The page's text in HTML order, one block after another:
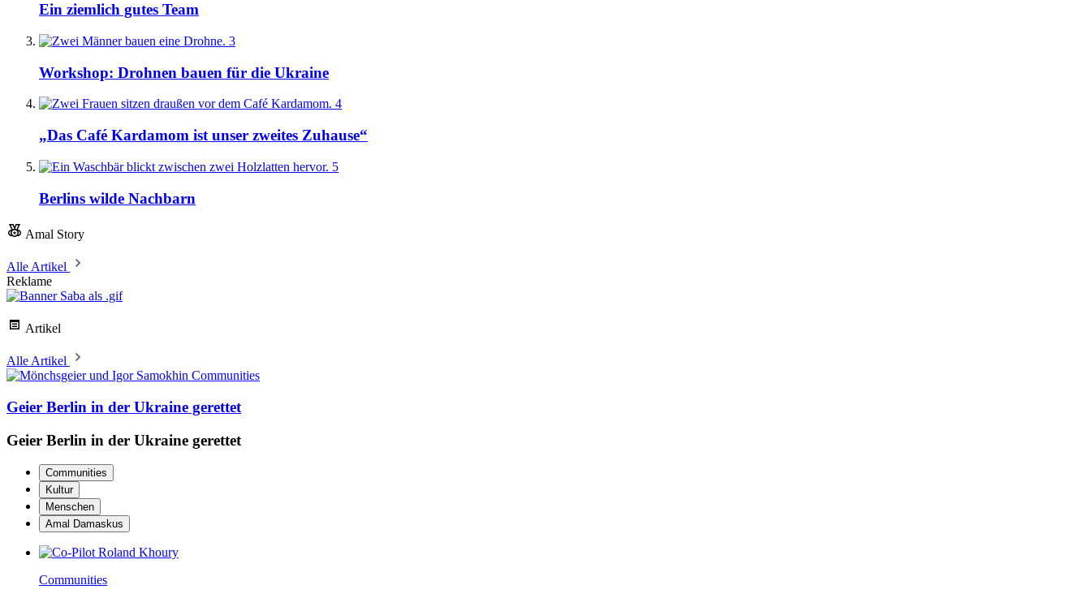
Ein ziemlich gutes Team
3
Workshop: Drohnen bauen für die Ukraine
4
„Das Café Kardamom ist unser zweites Zuhause“
5
Berlins wilde Nachbarn
Amal Story
Alle Artikel
Reklame
Artikel
Alle Artikel
Communities
Geier Berlin in der Ukraine gerettet
Geier Berlin in der Ukraine gerettet
Communities
Kultur
Menschen
Amal Damaskus
Communities